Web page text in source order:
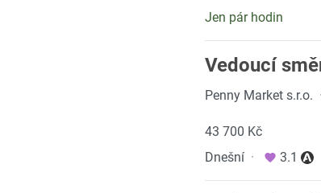
Jen pár hodin
Vedoucí
Penny Market s.r.o. ·
43 700 Kč
Dnešní · 3.1